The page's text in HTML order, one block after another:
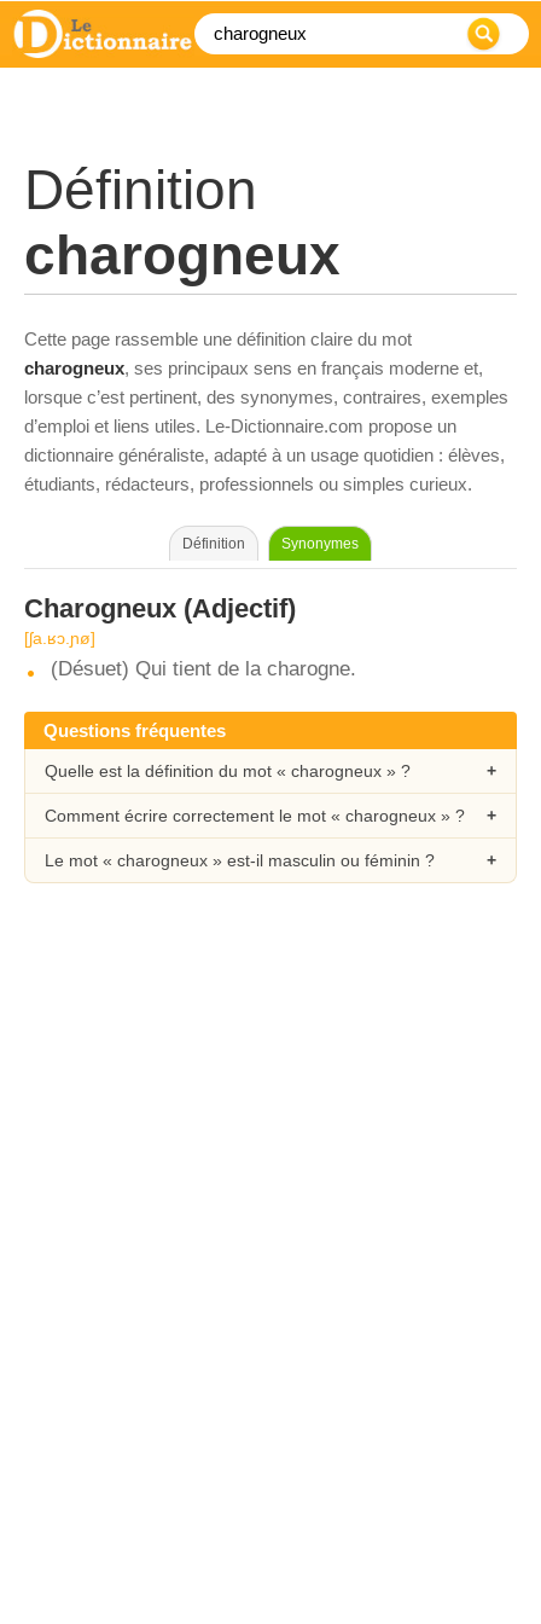
Définition
charogneux
Cette page rassemble une définition claire du mot
charogneux, ses principaux sens en français moderne et,
lorsque c’est pertinent, des synonymes, contraires, exemples
d’emploi et liens utiles. Le-Dictionnaire.com propose un
dictionnaire généraliste, adapté à un usage quotidien : élèves,
étudiants, rédacteurs, professionnels ou simples curieux.
Définition Synonymes
Charogneux (Adjectif)
[ʃa.ʁɔ.ɲø]
(Désuet) Qui tient de la charogne.
Questions fréquentes
Quelle est la définition du mot « charogneux » ?
Comment écrire correctement le mot « charogneux » ?
Le mot « charogneux » est-il masculin ou féminin ?